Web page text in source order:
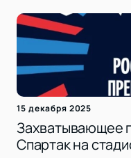
15 декабря 2025
Захватывающее
Спартак на